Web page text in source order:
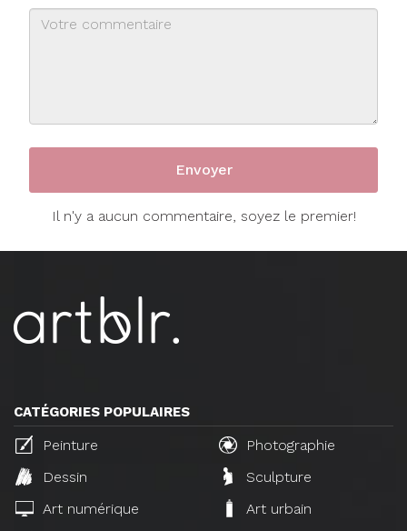
Il n'y a aucun commentaire, soyez le premier!
CATÉGORIES POPULAIRES
Peinture
Photographie
Dessin
Sculpture
Art numérique
Art urbain